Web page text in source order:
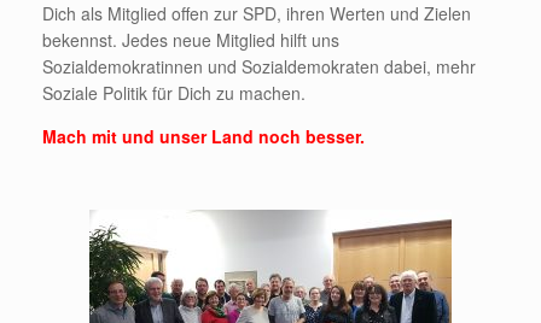
Dich als Mitglied offen zur SPD, ihren Werten und Zielen
bekennst. Jedes neue Mitglied hilft uns
Sozialdemokratinnen und Sozialdemokraten dabei, mehr
Soziale Politik für Dich zu machen.
Mach mit und unser Land noch besser.